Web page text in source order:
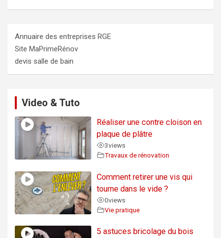
Annuaire des entreprises RGE
Site MaPrimeRénov
devis salle de bain
Video & Tuto
Réaliser une contre cloison en
plaque de plâtre
3views
Travaux de rénovation
Comment retirer une vis qui
tourne dans le vide ?
0views
Vie pratique
5 astuces bricolage du bois